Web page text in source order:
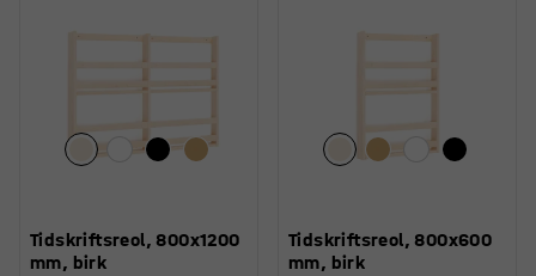
Tidskriftsreol, 800x1200
mm, birk
Tidskriftsreol, 800x600
mm, birk